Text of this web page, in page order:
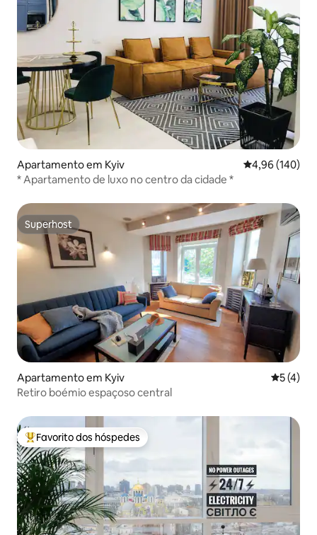
Apartamento em Kyiv Classificação
4,96 (140)
* Apartamento de luxo no centro da cidade *
Superhost
Superhost
Apartamento em Kyiv
5 (4)
Retiro boémio espaçoso central
Favoritos dos hóspedes mais apreciados
Favorito dos hóspedes